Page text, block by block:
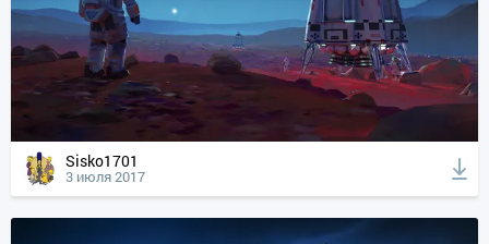
Sisko1701
3 июля 2017